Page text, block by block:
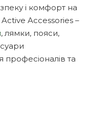
і комфорт на
Accessories –
, лямки, пояси,
професіоналів та